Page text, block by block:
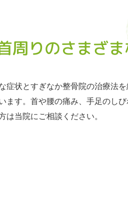
周りのさまざ
症状とすぎなか整骨院の治療法
ます。首や腰の痛み、手足のし
は当院にご相談ください。